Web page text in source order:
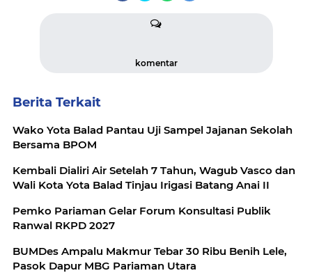
komentar
Berita Terkait
Wako Yota Balad Pantau Uji Sampel Jajanan Sekolah
Bersama BPOM
Kembali Dialiri Air Setelah 7 Tahun, Wagub Vasco dan
Wali Kota Yota Balad Tinjau Irigasi Batang Anai II
Pemko Pariaman Gelar Forum Konsultasi Publik
Ranwal RKPD 2027
BUMDes Ampalu Makmur Tebar 30 Ribu Benih Lele,
Pasok Dapur MBG Pariaman Utara